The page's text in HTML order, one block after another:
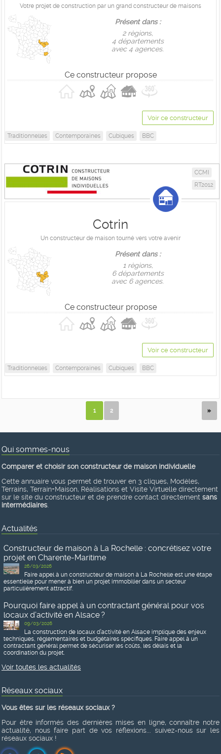
Votre projet de construction par un grand constructeur de maisons
Présent dans :
2 règions,
4 départements
avec 4 agences.
Ce constructeur propose
Voir ce constructeur
Traditionnelles Contemporaines Cubiques BBC
CCMI
RT2012
Cotrin
Un constructeur de maison tourné vers votre avenir
Présent dans :
1 règions,
6 départements
avec 6 agences.
Ce constructeur propose
Voir ce constructeur
Traditionnelles Contemporaines Cubiques BBC
1 2
Qui sommes-nous
Comparer et choisir son constructeur de maison individuelle
Cette annuaire vous permet de trouver en 3 cliques, Modèles,
Terrains, Terrain+Maison, Réalisations et Visite Virtuelle directement
sur le site du constructeur et de prendre contact directement sans
intermédiaires
Actualités
Constructeur de maison à La Rochelle : concrétisez votre
projet en Charente-Maritime
26/03/2026
Faire appel à un constructeur de maison à La Rochelle est une étape
essentielle pour mener à bien un projet immobilier dans un secteur
particulièrement attractif.
Pourquoi faire appel à un contractant général pour vos
locaux d’activité en Alsace ?
09/03/2026
La construction de locaux d’activité en Alsace implique des enjeux
techniques, réglementaires et budgétaires spécifiques. Faire appel à un
contractant général permet de sécuriser les coûts, les délais et la
coordination du projet.
Voir toutes les actualités
Réseaux sociaux
Vous êtes sur les réseaux sociaux ?
Pour être informés des dernières mises en ligne, connaître notre
actualité, nous faire part de vos réflexions... suivez-nous sur les
réseaux sociaux !